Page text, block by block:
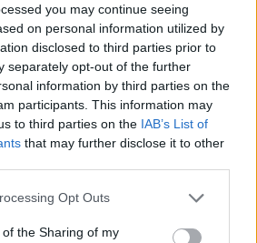
you may continue seeing
on personal information utilized by
disclosed to third parties prior to
separately opt-out of the further
information by third parties on the
participants. This information may
to third parties on the IAB’s List of
that may further disclose it to other
app uses one or more Google
or usage behaviour. You may click to
Opt Outs
the Sharing of my
που συμβίωνε με αγέλη
Μακεδονία: Καλό ταξίδι μικρέ,
για επικίνδυνη οδήγηση και
του τραγούδια, γιατί δεν